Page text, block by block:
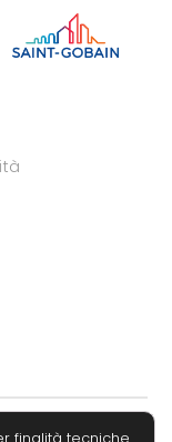
finalità tecniche